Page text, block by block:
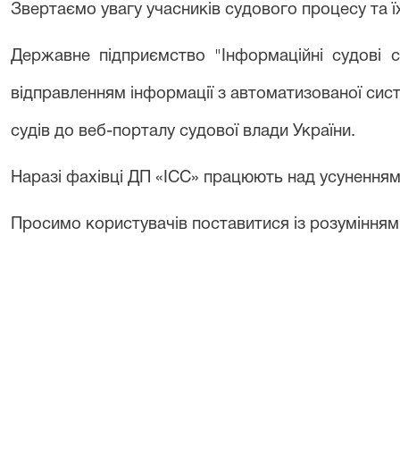
Звертаємо увагу учасників судового процесу та
Державне підприємство "Інформаційні
відправленням інформації з автоматизованої
судів до веб-порталу судової влади України.
Наразі фахівці ДП «ІСС» працюють над
Просимо користувачів поставитися із